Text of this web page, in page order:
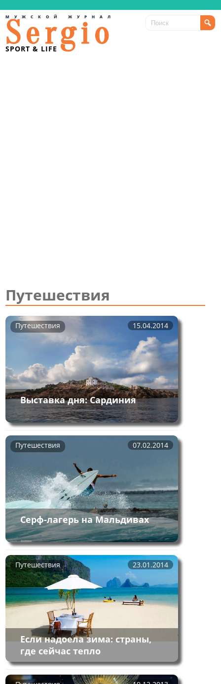
Sergio
SPORT & LIFE
МУЖСКОЙ ЖУРНАЛ
Путешествия
Путешествия 15.04.2014
Выставка дня: Сардиния
Путешествия 07.02.2014
Серф-лагерь на Мальдивах
Путешествия 23.01.2014
Если надоела зима: страны,
где сейчас тепло